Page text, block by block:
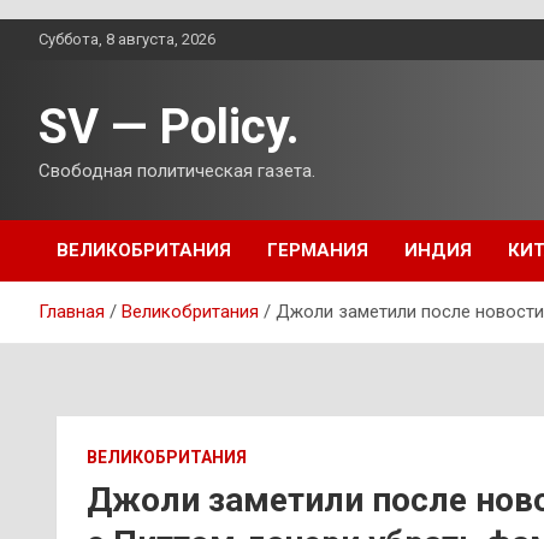
ПерейтиСуббота, 8 августа, 2026
SV — Policy.
Свободная политическая газета.
ВЕЛИКОБРИТАНИЯ ГЕРМАНИЯ ИНДИЯ
Главная Великобритания Джоли заметили после
ВЕЛИКОБРИТАНИЯ
Джоли заметили после